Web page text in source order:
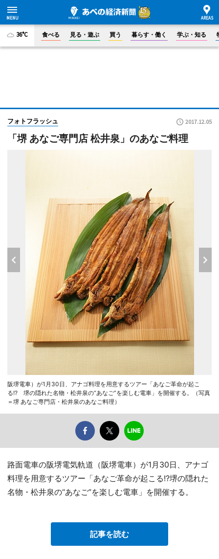
36°C 食べる 見る・遊ぶ 買う 暮らす・働く 学ぶ・知る
フォトフラッシュ 2017.12.05
「堺 あなご専門店 松井泉」のあなご料理
阪堺電車）が1月30日、アナゴ料理を用意するツアー「あなご革命が起こ
る!? 堺の隠れた名物・松井泉の“あなご”を楽しむ電車」を開催する。（写真
＝堺 あなご専門店・松井泉のあなご料理）
路面電車の阪堺電気軌道（阪堺電車）が1月30日、アナゴ
料理を用意するツアー「あなご革命が起こる!?堺の隠れた
名物・松井泉の“あなご”を楽しむ電車」を開催する。
記事を読む